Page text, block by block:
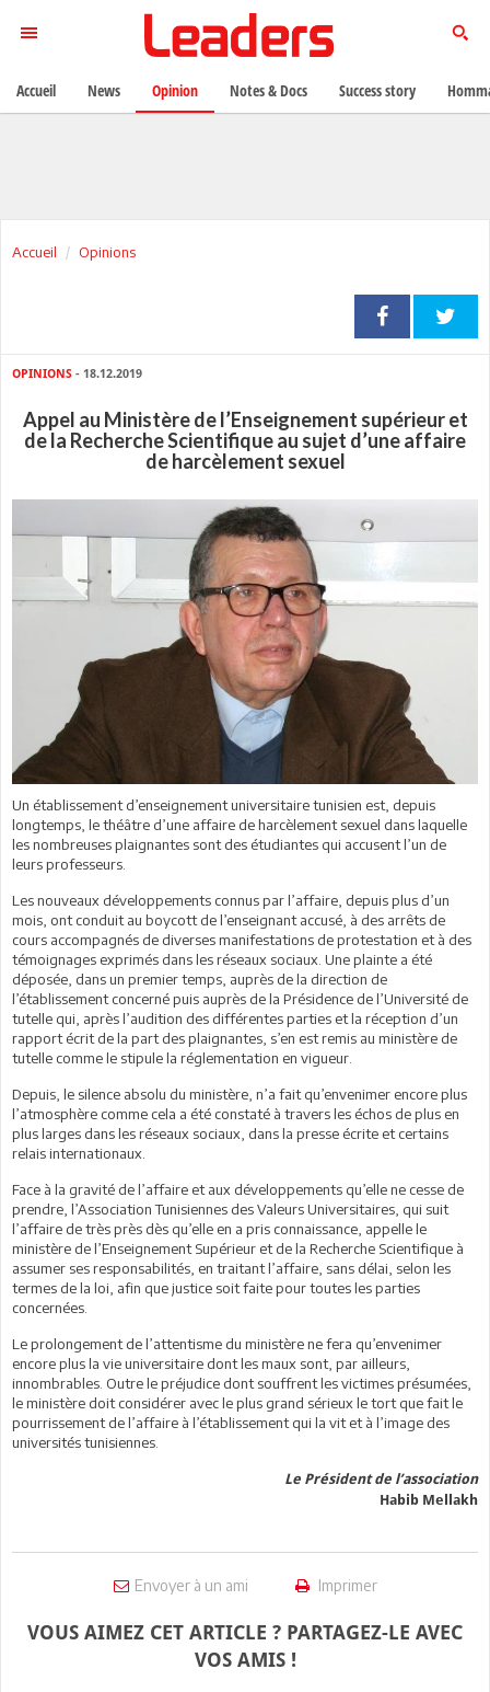
Accueil Opinions
OPINIONS - 18.12.2019
Appel au Ministère de l’Enseignement supérieur et
de la Recherche Scientifique au sujet d’une affaire
de harcèlement sexuel
Un établissement d’enseignement universitaire tunisien est, depuis
longtemps, le théâtre d’une affaire de harcèlement sexuel dans laquelle
les nombreuses plaignantes sont des étudiantes qui accusent l’un de
leurs professeurs.
Les nouveaux développements connus par l’affaire, depuis plus d’un
mois, ont conduit au boycott de l’enseignant accusé, à des arrêts de
cours accompagnés de diverses manifestations de protestation et à des
témoignages exprimés dans les réseaux sociaux. Une plainte a été
déposée, dans un premier temps, auprès de la direction de
l’établissement concerné puis auprès de la Présidence de l’Université de
tutelle qui, après l’audition des différentes parties et la réception d’un
rapport écrit de la part des plaignantes, s’en est remis au ministère de
tutelle comme le stipule la réglementation en vigueur.
Depuis, le silence absolu du ministère, n’a fait qu’envenimer encore plus
l’atmosphère comme cela a été constaté à travers les échos de plus en
plus larges dans les réseaux sociaux, dans la presse écrite et certains
relais internationaux.
Face à la gravité de l’affaire et aux développements qu’elle ne cesse de
prendre, l’Association Tunisiennes des Valeurs Universitaires, qui suit
l’affaire de très près dès qu’elle en a pris connaissance, appelle le
ministère de l’Enseignement Supérieur et de la Recherche Scientifique à
assumer ses responsabilités, en traitant l’affaire, sans délai, selon les
termes de la loi, afin que justice soit faite pour toutes les parties
concernées.
Le prolongement de l’attentisme du ministère ne fera qu’envenimer
encore plus la vie universitaire dont les maux sont, par ailleurs,
innombrables. Outre le préjudice dont souffrent les victimes présumées,
le ministère doit considérer avec le plus grand sérieux le tort que fait le
pourrissement de l’affaire à l’établissement qui la vit et à l’image des
universités tunisiennes.
Le Président de l’association
Habib Mellakh
Envoyer à un ami Imprimer
VOUS AIMEZ CET ARTICLE ? PARTAGEZ-LE AVEC
VOS AMIS !
Accueil News Opinion Notes & Docs Success story